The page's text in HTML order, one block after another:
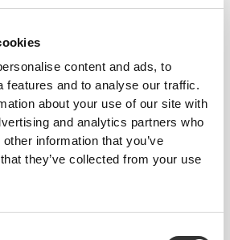
content and ads, to
features and to analyse our traffic.
about your use of our site with
and analytics partners who
information that you’ve
they’ve collected from your use
το σώμα
σου
που
την Απόδοσή